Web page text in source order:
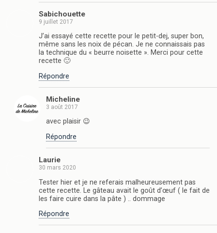
Sabichouette
9 juillet 2017
J’ai essayé cette recette pour le petit-dej, super bon,
même sans les noix de pécan. Je ne connaissais pas
la technique du « beurre noisette ». Merci pour cette
recette 🙂
Répondre
Micheline
3 août 2017
avec plaisir 😉
Répondre
Laurie
30 mars 2020
Tester hier et je ne referais malheureusement pas
cette recette. Le gâteau avait le goût d’œuf ( le fait de
les faire cuire dans la pâte ) .. dommage
Répondre